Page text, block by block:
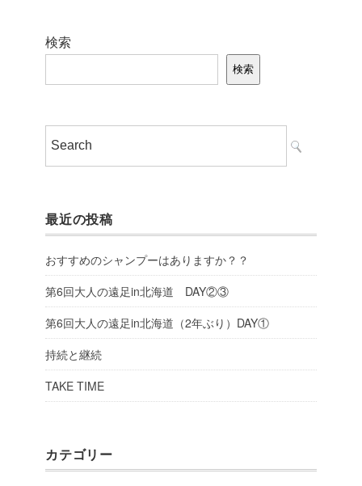
検索
検索
最近の投稿
おすすめのシャンプーはありますか？？
第6回大人の遠足in北海道 DAY②③
第6回大人の遠足in北海道（2年ぶり）DAY①
持続と継続
TAKE TIME
カテゴリー